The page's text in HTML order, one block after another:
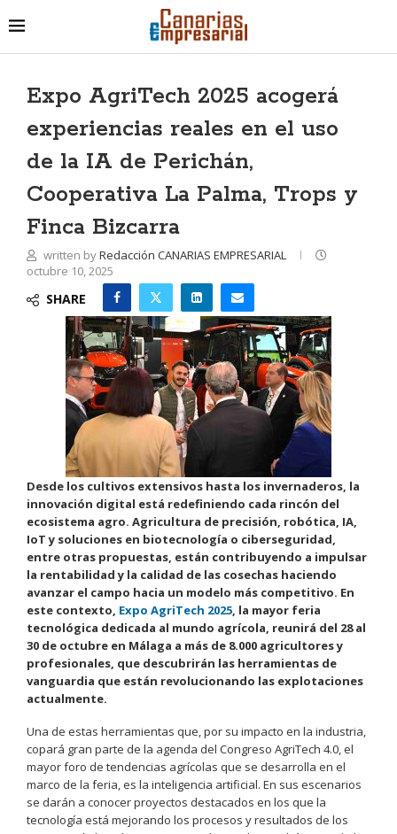
Expo AgriTech 2025 acogerá
experiencias reales en el uso
de la IA de Perichán,
Cooperativa La Palma, Trops y
Finca Bizcarra
written byRedacción CANARIAS EMPRESARIAL
octubre 10, 2025
SHARE
Desde los cultivos extensivos hasta los invernaderos, la
innovación digital está redefiniendo cada rincón del
ecosistema agro. Agricultura de precisión, robótica, IA,
IoT y soluciones en biotecnología o ciberseguridad,
entre otras propuestas, están contribuyendo a impulsar
la rentabilidad y la calidad de las cosechas haciendo
avanzar el campo hacia un modelo más competitivo. En
este contexto, Expo AgriTech 2025, la mayor feria
tecnológica dedicada al mundo agrícola, reunirá del 28 al
30 de octubre en Málaga a más de 8.000 agricultores y
profesionales, que descubrirán las herramientas de
vanguardia que están revolucionando las explotaciones
actualmente.
Una de estas herramientas que, por su impacto en la industria,
copará gran parte de la agenda del Congreso AgriTech 4.0, el
mayor foro de tendencias agrícolas que se desarrolla en el
marco de la feria, es la inteligencia artificial. En sus escenarios
se darán a conocer proyectos destacados en los que la
tecnología está mejorando los procesos y resultados de los